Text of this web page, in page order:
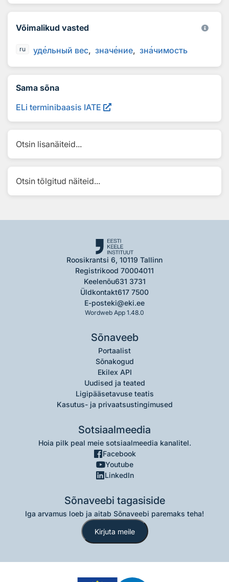
Võimalikud vasted
ru удельный вес значение значимость
Sama sõna
ELi terminibaasis IATE
Otsin lisanäiteid...
Otsin tõlgitud näiteid...
Roosikrantsi 6, 10119 Tallinn
Registrikood 70004011
Keelenõu631 3731
Üldkontakt617 7500
E-posteki@eki.ee
Wordweb App 1.48.0
Sõnaveeb
Portaalist
Sõnakogud
Ekilex API
Uudised ja teated
Ligipääsetavuse teatis
Kasutus- ja privaatsustingimused
Sotsiaalmeedia
Hoia pilk peal meie sotsiaalmeedia kanalitel.
Facebook
Youtube
LinkedIn
Sõnaveebi tagasiside
Iga arvamus loeb ja aitab Sõnaveebi paremaks teha!
Kirjuta meile